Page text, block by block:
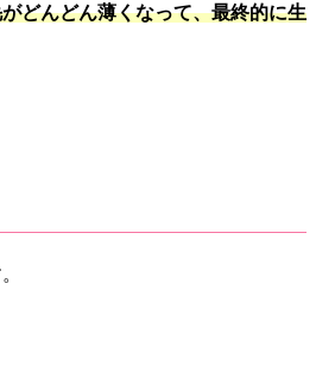
どんどん薄くなって、最終的に生